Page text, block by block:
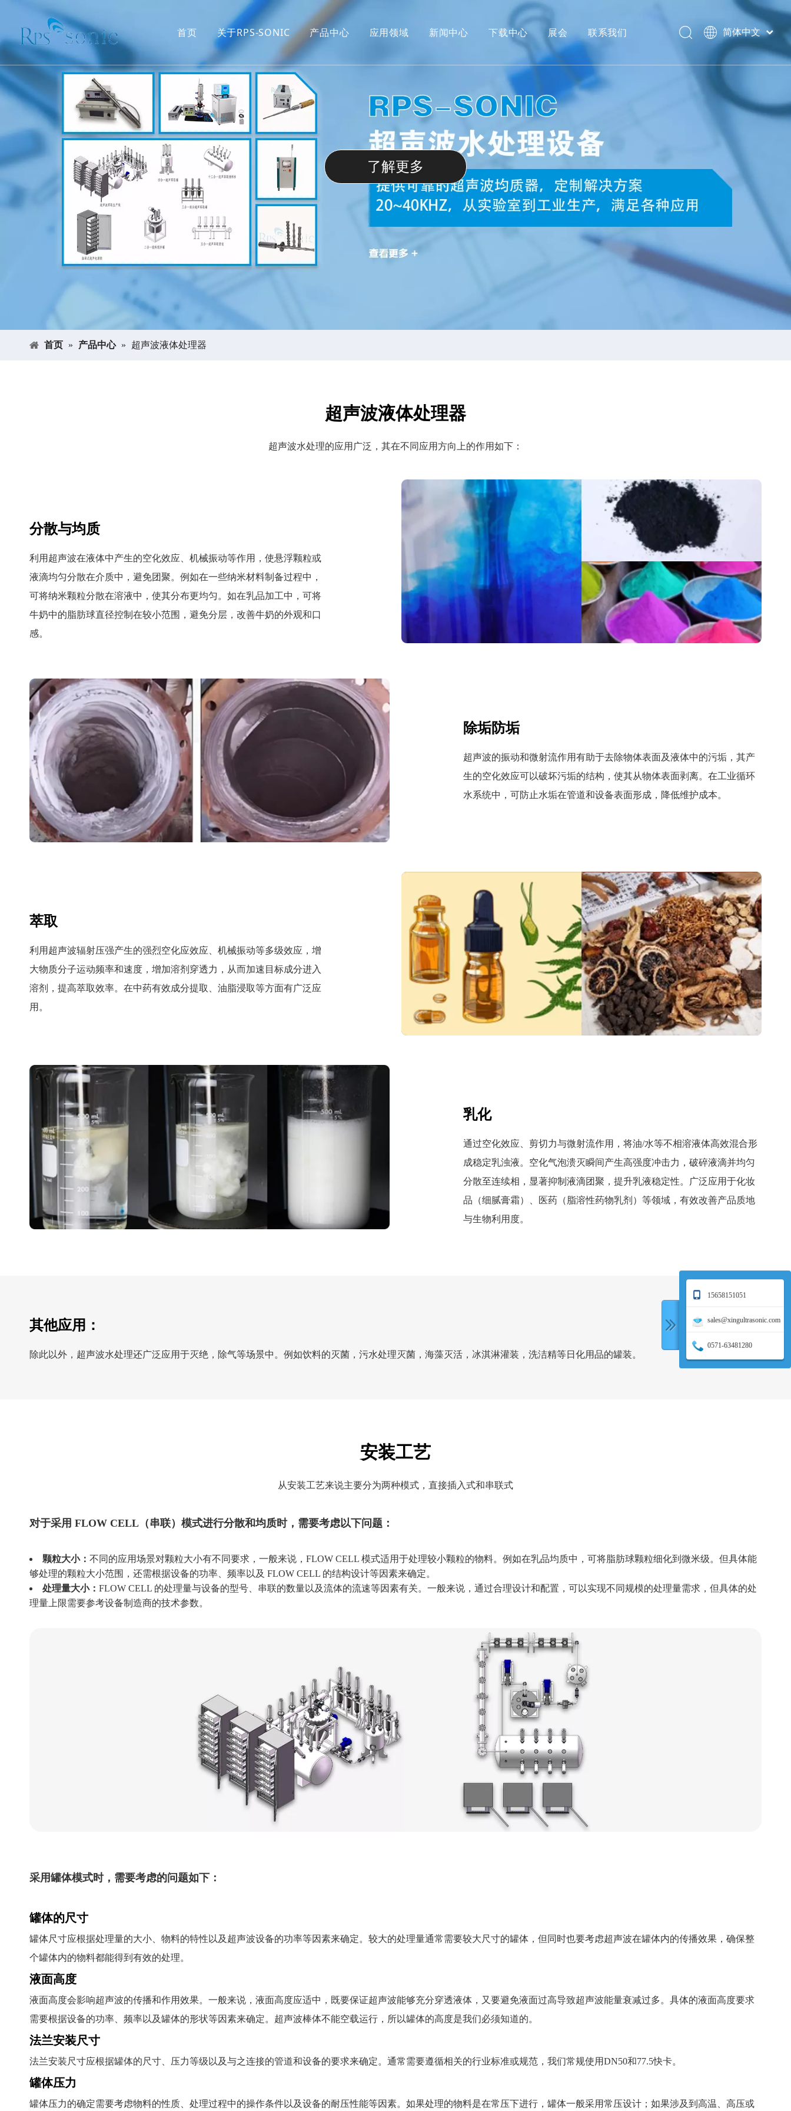
首页 关于RPS-SONIC 产品中心
超声波焊接 超声波切割 超声波雾化
超声波声化学 超声波换能器 超声波搪锡
食品切割刀
应用领域
焊接 切割
水处理 缝纫 塘锡
新闻中心 下载中心 展会 联系我们
简体中文
Português
Español
العربية
English
了解更多
首页 » 产品中心 » 超声波液体处理器
超声波液体处理器
超声波水处理的应用广泛，其在不同应用方向上的作用如下：
分散与均质
利用超声波在液体中产生的空化效应、机械振动等作用，使悬浮颗粒或
液滴均匀分散在介质中，避免团聚。例如在一些纳米材料制备过程中，
可将纳米颗粒分散在溶液中，使其分布更均匀。如在乳品加工中，可将
牛奶中的脂肪球直径控制在较小范围，避免分层，改善牛奶的外观和口
感。
除垢防垢
超声波的振动和微射流作用有助于去除物体表面及液体中的污垢，其产
生的空化效应可以破坏污垢的结构，使其从物体表面剥离。在工业循环
水系统中，可防止水垢在管道和设备表面形成，降低维护成本。
萃取
利用超声波辐射压强产生的强烈空化应效应、机械振动等多级效应，增
大物质分子运动频率和速度，增加溶剂穿透力，从而加速目标成分进入
溶剂，提高萃取效率。在中药有效成分提取、油脂浸取等方面有广泛应
用。
乳化
通过空化效应、剪切力与微射流作用，将油/水等不相溶液体高效混合形
成稳定乳浊液。空化气泡溃灭瞬间产生高强度冲击力，破碎液滴并均匀
分散至连续相，显著抑制液滴团聚，提升乳液稳定性。广泛应用于化妆
品（细腻膏霜）、医药（脂溶性药物乳剂）等领域，有效改善产品质地
与生物利用度。
其他应用：
除此以外，超声波水处理还广泛应用于灭绝，除气等场景中。例如饮料的灭菌，污水处理灭菌，海藻灭活，冰淇淋灌装，洗洁精等日化用品的罐装。
安装工艺
从安装工艺来说主要分为两种模式，直接插入式和串联式
对于采用 FLOW CELL（串联）模式进行分散和均质时，需要考虑以下问题：
颗粒大小： 不同的应用场景对颗粒大小有不同要求，一般来说，FLOW CELL 模式适用于处理较小颗粒的物料。例如在乳品均质中，可将脂肪球颗粒细化到微米级。但具体能
够处理的颗粒大小范围，还需根据设备的功率、频率以及 FLOW CELL 的结构设计等因素来确定。
处理量大小： FLOW CELL 的处理量与设备的型号、串联的数量以及流体的流速等因素有关。一般来说，通过合理设计和配置，可以实现不同规模的处理量需求，但具体的处
理量上限需要参考设备制造商的技术参数。
采用罐体模式时，需要考虑的问题如下：
罐体的尺寸
罐体尺寸应根据处理量的大小、物料的特性以及超声波设备的功率等因素来确定。较大的处理量通常需要较大尺寸的罐体，但同时也要考虑超声波在罐体内的传播效果，确保整
个罐体内的物料都能得到有效的处理。
液面高度
液面高度会影响超声波的传播和作用效果。一般来说，液面高度应适中，既要保证超声波能够充分穿透液体，又要避免液面过高导致超声波能量衰减过多。具体的液面高度要求
需要根据设备的功率、频率以及罐体的形状等因素来确定。超声波棒体不能空载运行，所以罐体的高度是我们必须知道的。
法兰安装尺寸
法兰安装尺寸应根据罐体的尺寸、压力等级以及与之连接的管道和设备的要求来确定。通常需要遵循相关的行业标准或规范，我们常规使用DN50和77.5快卡。
罐体压力
罐体压力的确定需要考虑物料的性质、处理过程中的操作条件以及设备的耐压性能等因素。如果处理的物料是在常压下进行，罐体一般采用常压设计；如果涉及到高温、高压或
15658151051
sales@xingultrasonic.com
0571-63481280